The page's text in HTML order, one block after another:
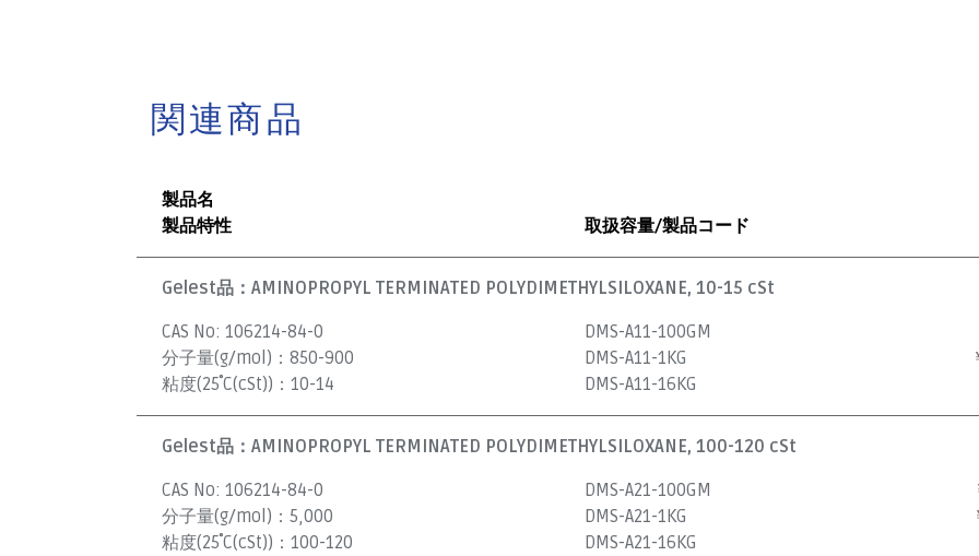
関連商品
製品名
製品特性
取扱容量/製品コード
Gelest品： AMINOPROPYL TERMINATED POLYDIMETHYLSILOXANE, 10-15 cSt
CAS No: 106214-84-0
分子量(g/mol)： 850-900
粘度(25˚C(cSt))： 10-14
DMS-A11-100GM
DMS-A11-1KG
DMS-A11-16KG
Gelest品： AMINOPROPYL TERMINATED POLYDIMETHYLSILOXANE, 100-120 cSt
CAS No: 106214-84-0
分子量(g/mol)： 5,000
粘度(25˚C(cSt))： 100-120
DMS-A21-100GM
DMS-A21-1KG
DMS-A21-16KG